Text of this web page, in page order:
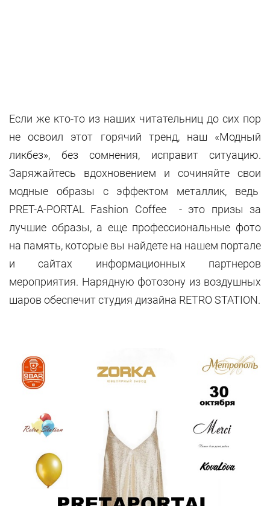
Если же кто-то из наших читательниц до сих пор
не освоил этот горячий тренд, наш «Модный
ликбез», без сомнения, исправит ситуацию.
Заряжайтесь вдохновением и сочиняйте свои
модные образы с эффектом металлик, ведь
PRET-A-PORTAL Fashion Coffee - это призы за
лучшие образы, а еще профессиональные фото
на память, которые вы найдете на нашем портале
и сайтах информационных партнеров
мероприятия. Нарядную фотозону из воздушных
шаров обеспечит студия дизайна RETRO STATION.